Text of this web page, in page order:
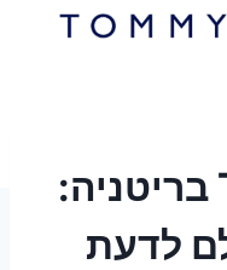
Tommy Hilfiger בריטניה:
לדעת